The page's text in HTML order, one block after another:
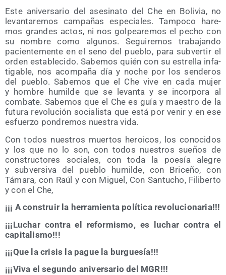
Este ani­ver­sa­rio del ase­si­na­to del Che en Boli­via, no
levan­ta­re­mos cam­pa­ñas espe­cia­les. Tam­po­co hare­
mos gran­des actos, ni nos gol­pea­re­mos el pecho con
su nom­bre como algu­nos. Segui­re­mos tra­ba­jan­do
pacien­te­men­te en el seno del pue­blo, para sub­ver­tir el
orden esta­ble­ci­do. Sabe­mos quién con su estre­lla infa­
ti­ga­ble, nos acom­pa­ña día y noche por los sen­de­ros
del pue­blo. Sabe­mos que el Che vive en cada mujer
y hom­bre humil­de que se levan­ta y se incor­po­ra al
com­ba­te. Sabe­mos que el Che es guía y maes­tro de la
futu­ra revo­lu­ción socia­lis­ta que está por venir y en ese
esfuer­zo pon­dre­mos nues­tra vida.
Con todos nues­tros muer­tos heroi­cos, los cono­ci­dos
y los que no lo son, con todos nues­tros sue­ños de
cons­truc­to­res socia­les, con toda la poe­sía ale­gre
y sub­ver­si­va del pue­blo humil­de, con Bri­ce­ño, con
Táma­ra, con Raúl y con Miguel, Con San­tu­cho, Fili­ber­to
y con el Che,
¡¡¡ A cons­truir la herra­mien­ta polí­ti­ca revolucionaria!!!
¡¡¡Luchar con­tra el refor­mis­mo, es luchar con­tra el
capitalismo!!!
¡¡¡Que la cri­sis la pague la burguesía!!!
¡¡¡Viva el segun­do ani­ver­sa­rio del MGR!!!